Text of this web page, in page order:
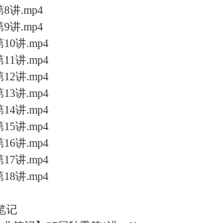
讲.mp4
讲.mp4
讲.mp4
讲.mp4
讲.mp4
讲.mp4
讲.mp4
讲.mp4
讲.mp4
讲.mp4
讲.mp4
记